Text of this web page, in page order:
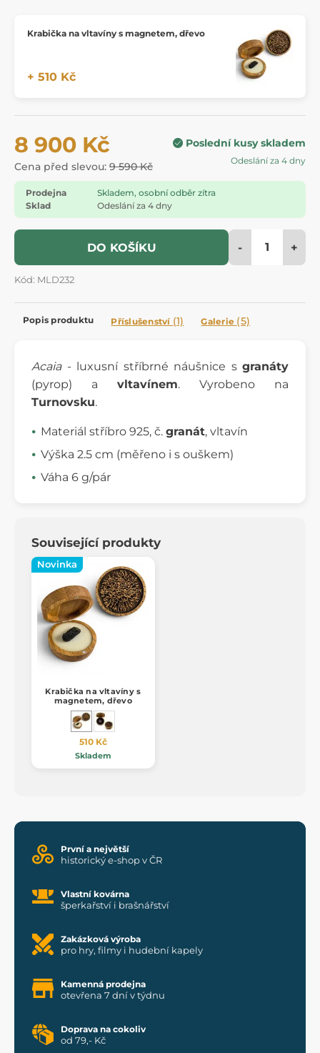
Krabička na vltavíny s magnetem, dřevo
+ 510 Kč
8 900 Kč
Cena před slevou: 9 590 Kč
Poslední kusy skladem
Odeslání za 4 dny
Prodejna
Skladem, osobní odběr zítra
Sklad
Odeslání za 4 dny
DO KOŠÍKU - +
Kód: MLD232
Popis produktu Příslušenství (1) Galerie (5)
Acaia- luxusní stříbrné náušnice s granáty
(pyrop) a vltavínem. Vyrobeno na
Turnovsku.
Materiál stříbro 925, č. granát, vltavín
Výška 2.5 cm (měřeno i s ouškem)
Váha 6 g/pár
Související produkty
Novinka
Krabička na vltavíny s
magnetem, dřevo
510 Kč
Skladem
První a největší
historický e-shop v ČR
Vlastní kovárna
šperkařství i brašnářství
Zakázková výroba
pro hry, filmy i hudební kapely
Kamenná prodejna
otevřena 7 dní v týdnu
Doprava na cokoliv
od 79,- Kč